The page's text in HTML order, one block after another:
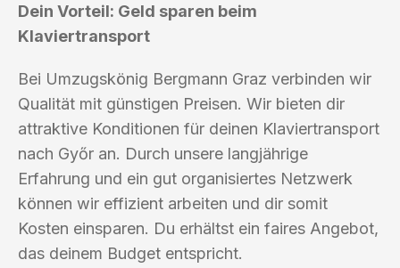
Dein Vorteil: Geld sparen beim
Klaviertransport
Bei Umzugskönig Bergmann Graz verbinden wir
Qualität mit günstigen Preisen. Wir bieten dir
attraktive Konditionen für deinen Klaviertransport
nach Győr an. Durch unsere langjährige
Erfahrung und ein gut organisiertes Netzwerk
können wir effizient arbeiten und dir somit
Kosten einsparen. Du erhältst ein faires Angebot,
das deinem Budget entspricht.